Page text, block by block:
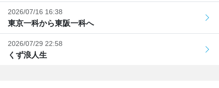
2026/07/16 16:38
東京一科から東阪一科へ
2026/07/29 22:58
くず浪人生